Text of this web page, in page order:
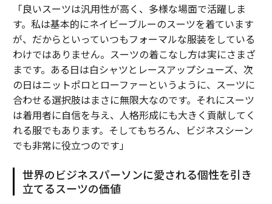
「良いスーツは汎用性が高く、多様な場面で活躍しま
す。私は基本的にネイビーブルーのスーツを着ています
が、だからといっていつもフォーマルな服装をしている
わけではありません。スーツの着こなし方は実にさまざ
まです。ある日は白シャツとレースアップシューズ、次
の日はニットポロとローファーというように、スーツに
合わせる選択肢はまさに無限大なのです。それにスーツ
は着用者に自信を与え、人格形成にも大きく貢献してく
れる服でもあります。そしてもちろん、ビジネスシーン
でも非常に役立つのです」
世界のビジネスパーソンに愛される個性を引き
立てるスーツの価値